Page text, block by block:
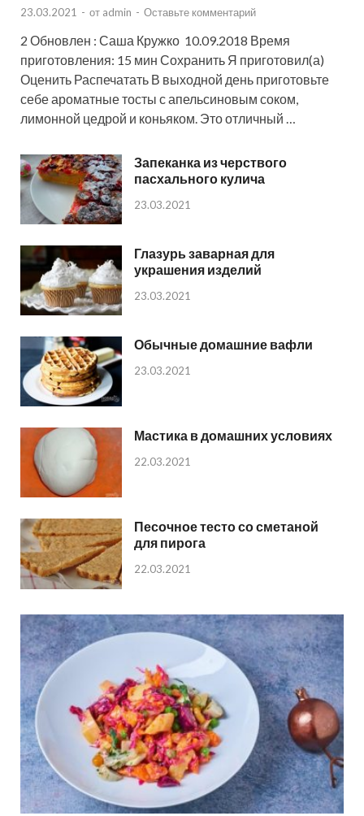
23.03.2021 - от admin - Оставьте комментарий
2 Обновлен : Саша Кружко 10.09.2018 Время
приготовления: 15 мин Сохранить Я приготовил(а)
Оценить Распечатать В выходной день приготовьте
себе ароматные тосты с апельсиновым соком,
лимонной цедрой и коньяком. Это отличный …
Запеканка из черствого
пасхального кулича
23.03.2021
Глазурь заварная для
украшения изделий
23.03.2021
Обычные домашние вафли
23.03.2021
Мастика в домашних условиях
22.03.2021
Песочное тесто со сметаной
для пирога
22.03.2021